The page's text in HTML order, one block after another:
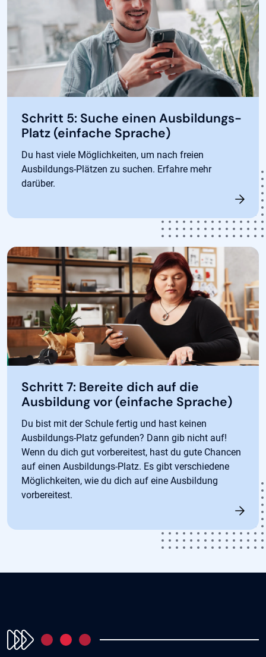
Schritt 5: Suche einen Ausbildungs-
Platz (einfache Sprache)
Du hast viele Möglichkeiten, um nach freien
Ausbildungs-Plätzen zu suchen. Erfahre mehr
darüber.
Schritt 7: Bereite dich auf die
Ausbildung vor (einfache Sprache)
Du bist mit der Schule fertig und hast keinen
Ausbildungs-Platz gefunden? Dann gib nicht auf!
Wenn du dich gut vorbereitest, hast du gute Chancen
auf einen Ausbildungs-Platz. Es gibt verschiedene
Möglichkeiten, wie du dich auf eine Ausbildung
vorbereitest.